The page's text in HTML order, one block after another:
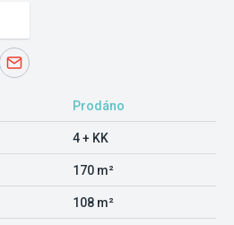
Prodáno
4 + KK
170 m²
108 m²